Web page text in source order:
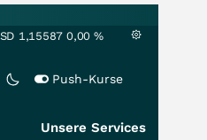
1,15587 0,00 %
Push-Kurse
Unsere Services